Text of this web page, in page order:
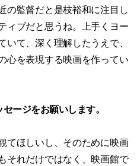
の監督だと是枝裕和に注目し
ィブだと思うね。上手くヨー
いて、深く理解したうえで、
心を表現する映画を作ってい
ージをお願いします。
てほしいし、そのために映画
それだけではなく、映画館で